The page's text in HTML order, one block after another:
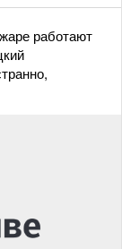
работают